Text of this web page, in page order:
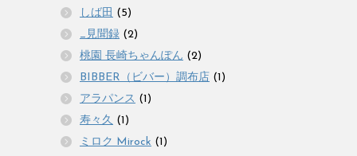
しば田 (5)
_見聞録 (2)
桃園 長崎ちゃんぽん (2)
BIBBER（ビバー）調布店 (1)
アラパンス (1)
寿々久 (1)
ミロク Mirock (1)